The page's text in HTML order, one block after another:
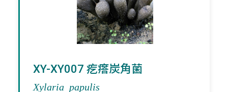
XY-XY007 疙瘩炭角菌
Xylaria papulis